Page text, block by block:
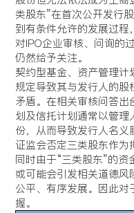
类股东”在首次公开发行
到有条件允许的发展过
对IPO企业审核、问询的
仍然给予关注。
契约型基金、资产管理
规定导致其与发行人的
矛盾。在相关审核问答
划及信托计划通常以管
份，从而导致发行人名
证监会否定三类股东作为
同时由于“三类股东”的
或可能会引发相关道德风
公平、有序发展。因此
握。